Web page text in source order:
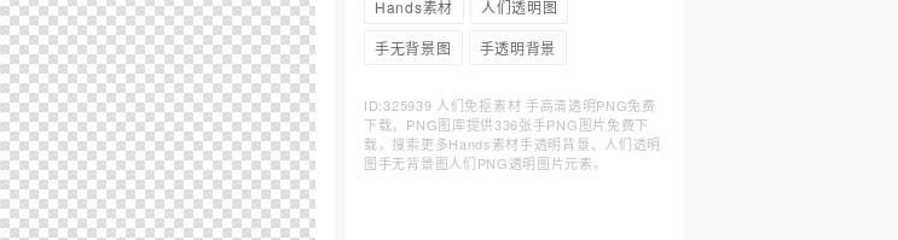
Hands素材
人们透明图
手无背景图
手透明背景
ID:325939 人们免抠素材 手高清透明PNG免费
下载，PNG图库提供336张手PNG图片免费下
载，搜索更多Hands素材手透明背景、人们透明
图手无背景图人们PNG透明图片元素。